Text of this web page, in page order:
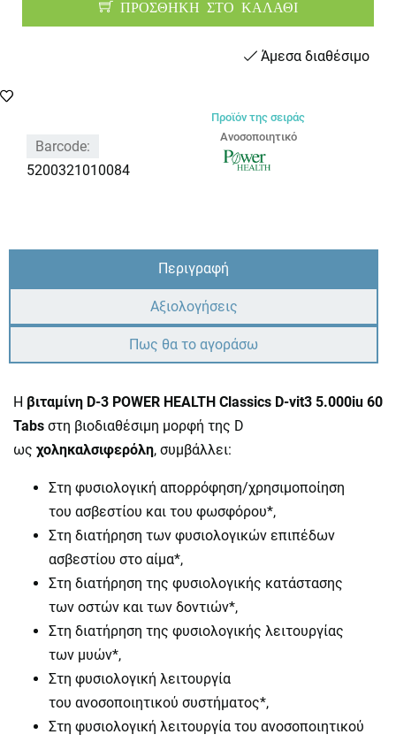
ΠΡΟΣΘΗΚΗ ΣΤΟ ΚΑΛΑΘΙ
Άμεσα διαθέσιμο
Barcode:
5200321010084
Προϊόν της σειράς
Ανοσοποιητικό
Περιγραφή
Αξιολογήσεις
Πως θα το αγοράσω
Η βιταμίνη D-3 POWER HEALTH Classics D-vit3 5.000iu 60
Tabs στη βιοδιαθέσιμη μορφή της D
ως χοληκαλσιφερόλη, συμβάλλει:
Στη φυσιολογική απορρόφηση/χρησιμοποίηση
του ασβεστίου και του φωσφόρου*,
Στη διατήρηση των φυσιολογικών επιπέδων
ασβεστίου στο αίμα*,
Στη διατήρηση της φυσιολογικής κατάστασης
των οστών και των δοντιών*,
Στη διατήρηση της φυσιολογικής λειτουργίας
των μυών*,
Στη φυσιολογική λειτουργία
του ανοσοποιητικού συστήματος*,
Στη φυσιολογική λειτουργία του ανοσοποιητικού